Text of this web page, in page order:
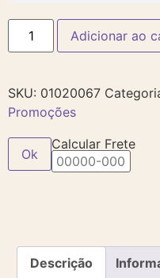
Adicionar ao
SKU: 01020067
Promoções
Calcular Frete
Ok
Descrição